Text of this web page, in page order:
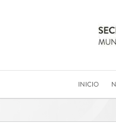
INICIO